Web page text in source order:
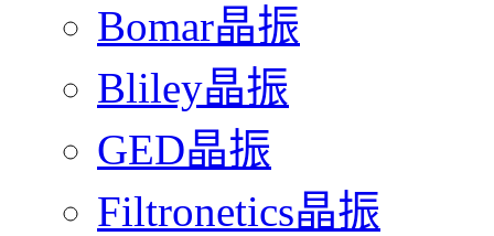
Bomar晶振
Bliley晶振
GED晶振
Filtronetics晶振